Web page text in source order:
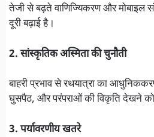
तेजी से बढ़ते वाणिज्यिकरण और मोबाइल
दूरी बढ़ाई है।
2. सांस्कृतिक अस्मिता की चुनौती
बाहरी प्रभाव से रथयात्रा का
घुसपैठ, और परंपराओं की विकृति देखने को
3. पर्यावरणीय खतरे